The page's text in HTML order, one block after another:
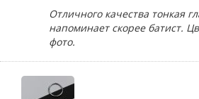
Отличного качества тонкая
напоминает скорее батист.
фото.